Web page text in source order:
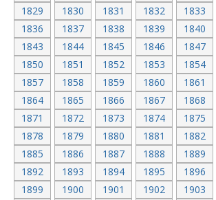
1829
1830 1831 1832 1833
1836
1837 1838 1839 1840
1843
1844 1845 1846 1847
1850
1851 1852 1853 1854
1857
1858 1859 1860 1861
1864
1865 1866 1867 1868
1871
1872 1873 1874 1875
1878
1879 1880 1881 1882
1885
1886 1887 1888 1889
1892
1893 1894 1895 1896
1899
1900 1901 1902 1903